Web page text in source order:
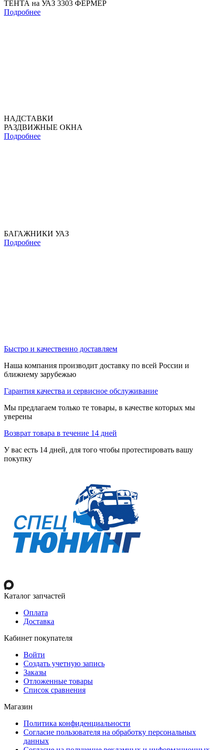
ТЕНТА на УАЗ 3303 ФЕРМЕР
Подробнее
НАДСТАВКИ
РАЗДВИЖНЫЕ ОКНА
Подробнее
БАГАЖНИКИ УАЗ
Подробнее
Быстро и качественно доставляем
Наша компания производит доставку по всей России и
ближнему зарубежью
Гарантия качества и сервисное обслуживание
Мы предлагаем только те товары, в качестве которых мы
уверены
Возврат товара в течение 14 дней
У вас есть 14 дней, для того чтобы протестировать вашу
покупку
Каталог запчастей
Оплата
Доставка
Кабинет покупателя
Войти
Создать учетную запись
Заказы
Отложенные товары
Список сравнения
Магазин
Политика конфиденциальности
Согласие пользователя на обработку персональных
данных